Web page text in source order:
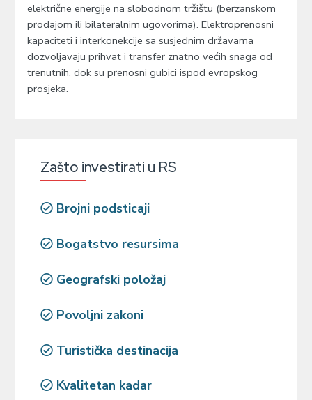
električne energije na slobodnom tržištu (berzanskom
prodajom ili bilateralnim ugovorima). Elektroprenosni
kapaciteti i interkonekcije sa susjednim državama
dozvoljavaju prihvat i transfer znatno većih snaga od
trenutnih, dok su prenosni gubici ispod evropskog
prosjeka.
Zašto investirati u RS
Brojni podsticaji
Bogatstvo resursima
Geografski položaj
Povoljni zakoni
Turistička destinacija
Kvalitetan kadar